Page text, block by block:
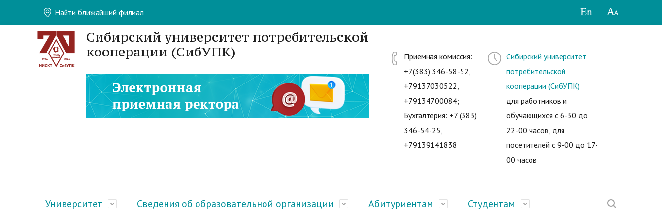
Найти ближайший филиал
Сибирский университет потребительской
кооперации (СибУПК)
Приемная комиссия:
+7(383) 346-58-52,
+79137030522,
+79134700084;
Бухгалтерия: +7 (383)
346-54-25,
+79139141838
Сибирский университет
потребительской
кооперации (СибУПК)
для работников и
обучающихся с 6-30 до
22-00 часов, для
посетителей с 9-00 до 17-
00 часов
Университет Сведения об образовательной организации Абитуриентам Студентам